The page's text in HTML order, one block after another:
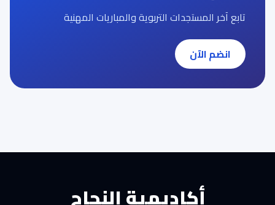
تابع آخر المستجدات التربوية والمباريات المهنية
انضم الآن
أكاديمية النجاح